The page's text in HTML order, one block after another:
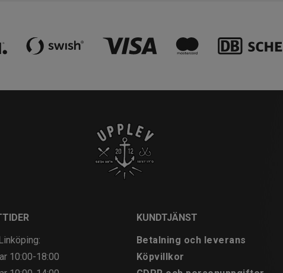
10:00-18:00
KUNDTJÄNST
Betalning och leverans
Köpvillkor